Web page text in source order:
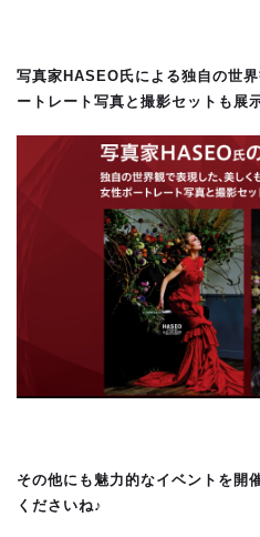
写真家HASEO氏による独自の世
ートレート写真と撮影セットも展
その他にも魅力的なイベントを開
くださいね♪